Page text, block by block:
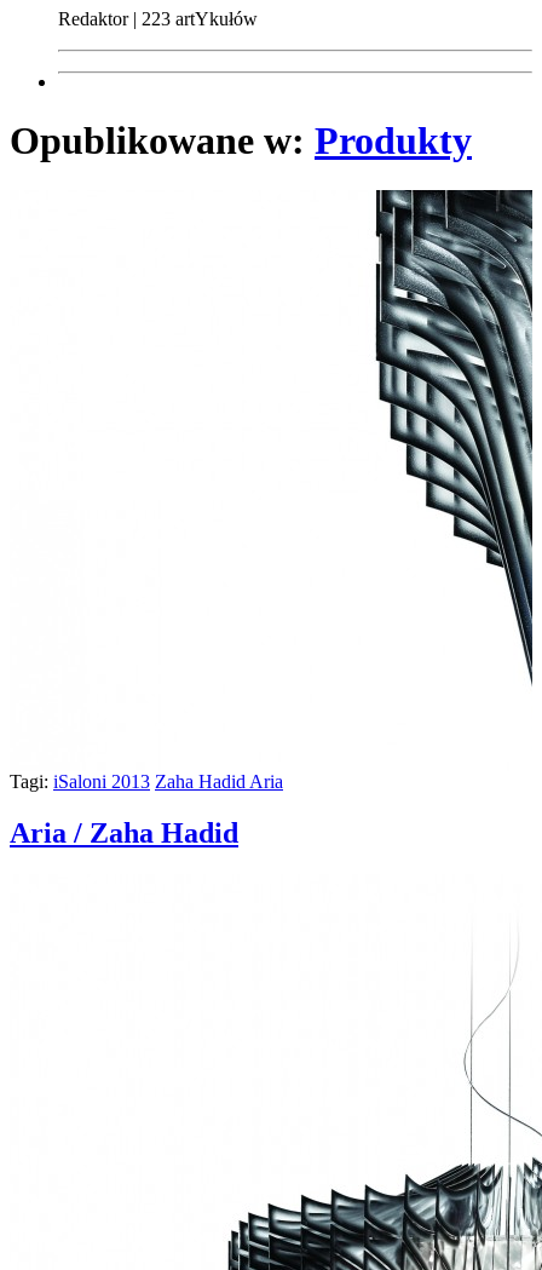
Redaktor | 223 artYkułów
Opublikowane w: Produkty
Tagi: iSaloni 2013 Zaha Hadid Aria
Aria / Zaha Hadid